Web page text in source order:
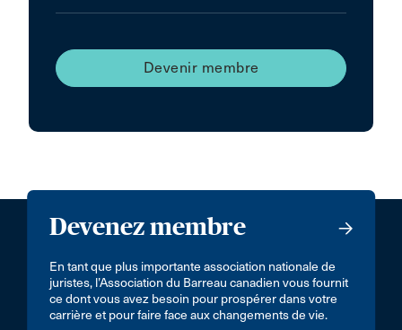
Devenir membre
Devenez membre
En tant que plus importante association nationale de
juristes, l’Association du Barreau canadien vous fournit
ce dont vous avez besoin pour prospérer dans votre
carrière et pour faire face aux changements de vie.